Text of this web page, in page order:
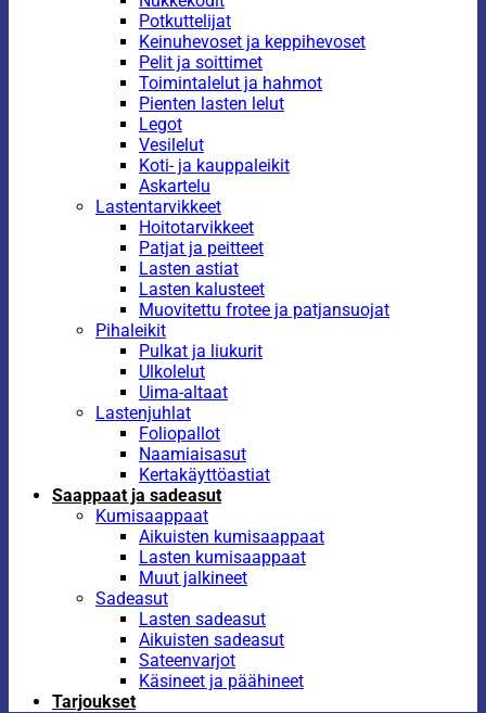
Potkuttelijat
Keinuhevoset ja keppihevoset
Pelit ja soittimet
Toimintalelut ja hahmot
Pienten lasten lelut
Legot
Vesilelut
Koti- ja kauppaleikit
Askartelu
Lastentarvikkeet
Hoitotarvikkeet
Patjat ja peitteet
Lasten astiat
Lasten kalusteet
Muovitettu frotee ja patjansuojat
Pihaleikit
Pulkat ja liukurit
Ulkolelut
Uima-altaat
Lastenjuhlat
Foliopallot
Naamiaisasut
Kertakäyttöastiat
Saappaat ja sadeasut
Kumisaappaat
Aikuisten kumisaappaat
Lasten kumisaappaat
Muut jalkineet
Sadeasut
Lasten sadeasut
Aikuisten sadeasut
Sateenvarjot
Käsineet ja päähineet
Tarjoukset